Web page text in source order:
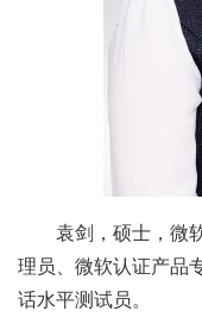
袁剑，硕士，微
理员、微软认证产品
话水平测试员。